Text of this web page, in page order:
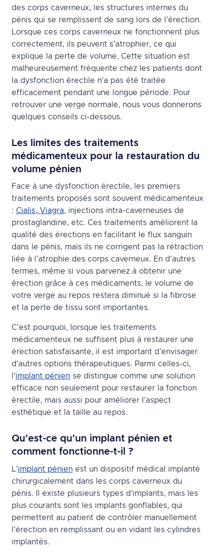
des corps caverneux, les structures internes du
pénis qui se remplissent de sang lors de l’érection.
Lorsque ces corps caverneux ne fonctionnent plus
correctement, ils peuvent s’atrophier, ce qui
explique la perte de volume. Cette situation est
malheureusement fréquente chez les patients dont
la dysfonction érectile n’a pas été traitée
efficacement pendant une longue période. Pour
retrouver une verge normale, nous vous donnerons
quelques conseils ci-dessous.
Les limites des traitements
médicamenteux pour la restauration du
volume pénien
Face à une dysfonction érectile, les premiers
traitements proposés sont souvent médicamenteux
: Cialis, Viagra, injections intra-caverneuses de
prostaglandine, etc. Ces traitements améliorent la
qualité des érections en facilitant le flux sanguin
dans le pénis, mais ils ne corrigent pas la rétraction
liée à l’atrophie des corps caverneux. En d’autres
termes, même si vous parvenez à obtenir une
érection grâce à ces médicaments, le volume de
votre verge au repos restera diminué si la fibrose
et la perte de tissu sont importantes.
C’est pourquoi, lorsque les traitements
médicamenteux ne suffisent plus à restaurer une
érection satisfaisante, il est important d’envisager
d’autres options thérapeutiques. Parmi celles-ci,
l’implant pénien se distingue comme une solution
efficace non seulement pour restaurer la fonction
érectile, mais aussi pour améliorer l’aspect
esthétique et la taille au repos.
Qu’est-ce qu’un implant pénien et
comment fonctionne-t-il ?
L’implant pénien est un dispositif médical implanté
chirurgicalement dans les corps caverneux du
pénis. Il existe plusieurs types d’implants, mais les
plus courants sont les implants gonflables, qui
permettent au patient de contrôler manuellement
l’érection en remplissant ou en vidant les cylindres
implantés.